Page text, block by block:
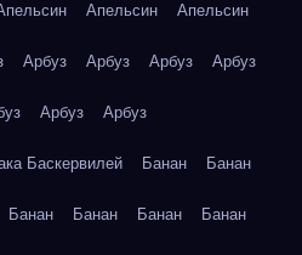
Апельсин Апельсин
Арбуз Арбуз Арбуз Арбуз
Арбуз Арбуз
Баскервилей Банан Банан
Банан Банан Банан Банан